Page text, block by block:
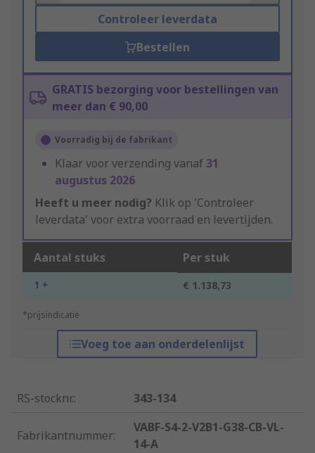
Controleer leverdata
Bestellen
GRATIS bezorging voor bestellingen van
meer dan € 90,00
Voorradig bij de fabrikant
Klaar voor verzending vanaf31
augustus 2026
Heeft u meer nodig? Klik op 'Controleer
leverdata' voor extra voorraad en levertijden.
Aantal stuks Per stuk
1 + € 1.138,73
*prijsindicatie
Voeg toe aan onderdelenlijst
RS-stocknr.: 343-134
Fabrikantnummer:
VABF-S4-2-V2B1-G38-CB-VL-
14-A